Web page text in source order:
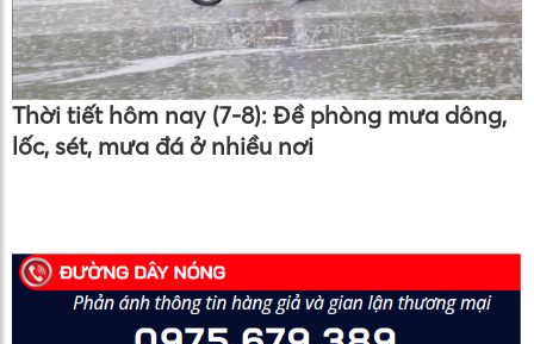
Thời tiết hôm nay (7-8): Đề phòng mưa dông,
lốc, sét, mưa đá ở nhiều nơi